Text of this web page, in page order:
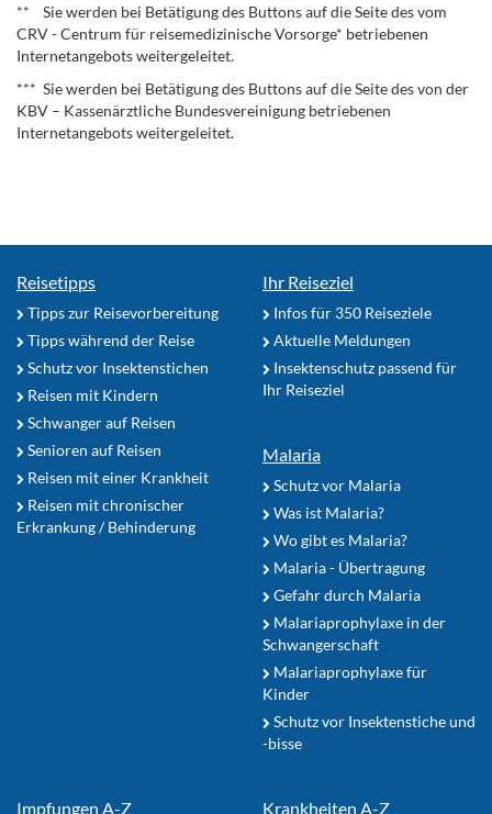
** Sie werden bei Betätigung des Buttons auf die Seite des vom
CRV - Centrum für reisemedizinische Vorsorge* betriebenen
Internetangebots weitergeleitet.
*** Sie werden bei Betätigung des Buttons auf die Seite des von der
KBV – Kassenärztliche Bundesvereinigung betriebenen
Internetangebots weitergeleitet.
Reisetipps
Tipps zur Reisevorbereitung
Tipps während der Reise
Schutz vor Insektenstichen
Reisen mit Kindern
Schwanger auf Reisen
Senioren auf Reisen
Reisen mit einer Krankheit
Reisen mit chronischer
Erkrankung / Behinderung
Ihr Reiseziel
Infos für 350 Reiseziele
Aktuelle Meldungen
Insektenschutz passend für
Ihr Reiseziel
Malaria
Schutz vor Malaria
Was ist Malaria?
Wo gibt es Malaria?
Malaria - Übertragung
Gefahr durch Malaria
Malariaprophylaxe in der
Schwangerschaft
Malariaprophylaxe für
Kinder
Schutz vor Insektenstiche und
-bisse
Impfungen A-Z Krankheiten A-Z